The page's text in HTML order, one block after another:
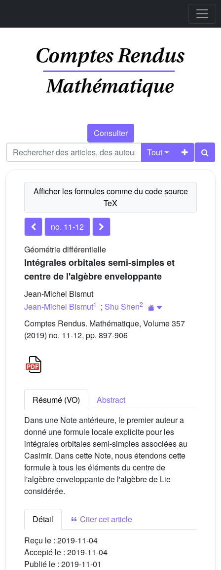
Consulter
Tout
no. 11-12
Géométrie différentielle
Intégrales orbitales semi-simples et
centre de l'algèbre enveloppante
Jean-Michel Bismut
Jean-Michel Bismut1 ; Shu Shen2
Comptes Rendus. Mathématique, Volume 357
(2019) no. 11-12, pp. 897-906
Résumé (VO)
Abstract
Dans une Note antérieure, le premier auteur a
donné une formule locale explicite pour les
intégrales orbitales semi-simples associées au
Casimir. Dans cette Note, nous étendons cette
formule à tous les éléments du centre de
l'algèbre enveloppante de l'algèbre de Lie
considérée.
Détail
Citer cet article
Reçu le : 2019-11-04
Accepté le : 2019-11-04
Publié le : 2019-11-01